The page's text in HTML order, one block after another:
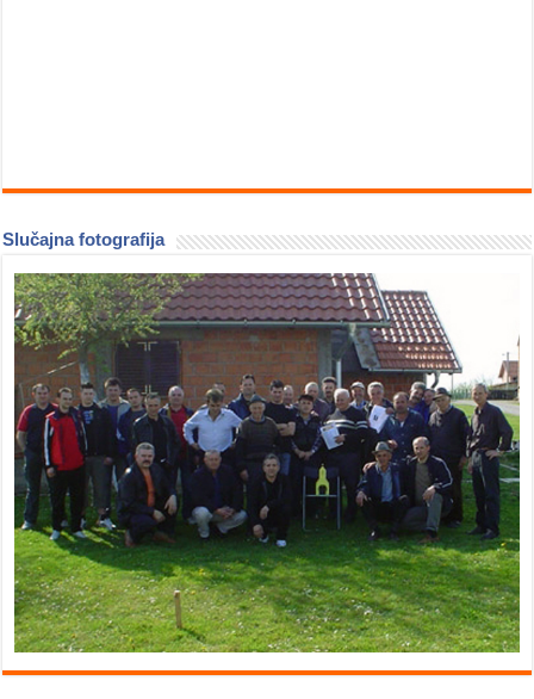
Slučajna fotografija